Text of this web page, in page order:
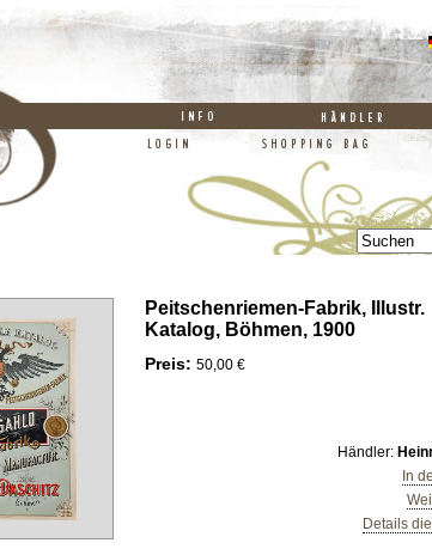
Peitschenriemen-Fabrik, Illustr.
Katalog, Böhmen, 1900
Preis: 50,00 €
In
Händler:
Details